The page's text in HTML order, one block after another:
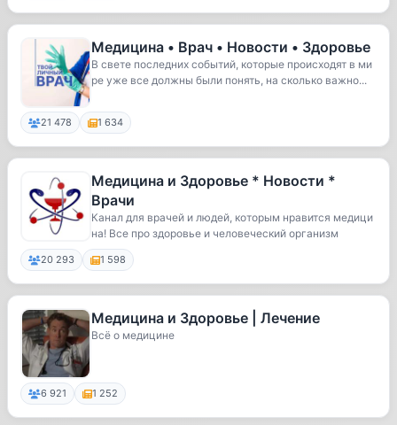
Медицина • Врач • Новости • Здоровье
В свете последних событий, которые происходят в ми
ре уже все должны были понять, на сколько важно...
21 478 1 634
Медицина и Здоровье * Новости *
Врачи
Канал для врачей и людей, которым нравится медици
на! Все про здоровье и человеческий организм
20 293 1 598
Медицина и Здоровье | Лечение
Всё о медицине
6 921 1 252